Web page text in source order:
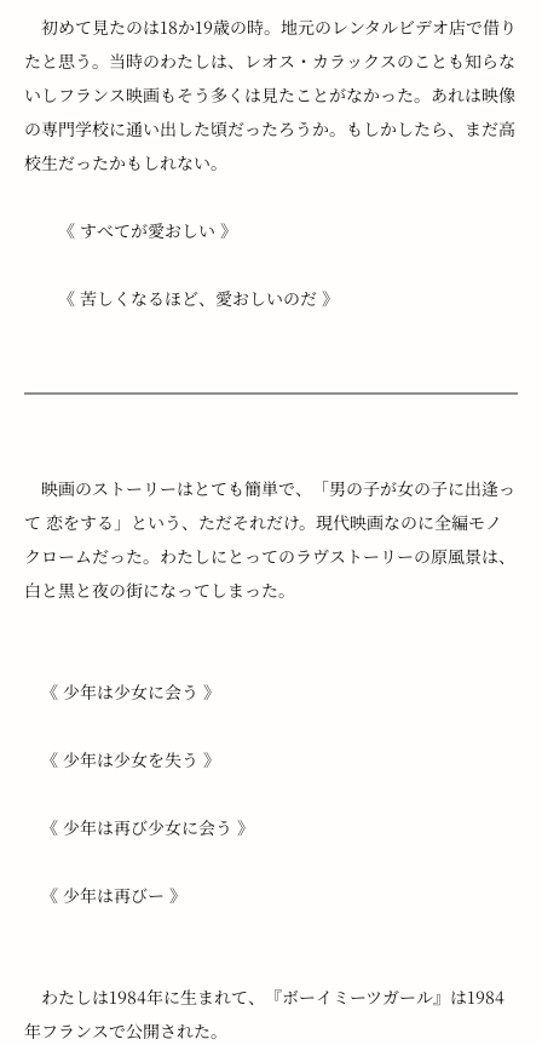
初めて見たのは18か19歳の時。地元のレンタルビデオ店で借り
たと思う。当時のわたしは、レオス・カラックスのことも知らな
いしフランス映画もそう多くは見たことがなかった。あれは映像
の専門学校に通い出した頃だったろうか。もしかしたら、まだ高
校生だったかもしれない。
《 すべてが愛おしい 》
《 苦しくなるほど、愛おしいのだ 》
映画のストーリーはとても簡単で、「男の子が女の子に出逢っ
て 恋をする」という、ただそれだけ。現代映画なのに全編モノ
クロームだった。わたしにとってのラヴストーリーの原風景は、
白と黒と夜の街になってしまった。
《 少年は少女に会う 》
《 少年は少女を失う 》
《 少年は再び少女に会う 》
《 少年は再びー 》
わたしは1984年に生まれて、『ボーイミーツガール』は1984
年フランスで公開された。